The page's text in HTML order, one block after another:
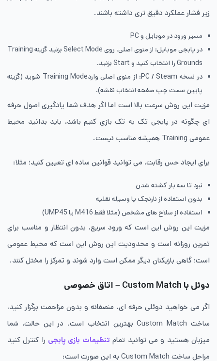
زیر فشار عملکرد دقیق تری داشته باشند.
مسیر ورود در موبایل و PC
در پابجی موبایل: از منوی اصلی، روی Select Mode بزنید گزینه Training
Grounds را انتخاب کنید و Start بزنید.
در نسخه PC / Steam: از منوی اصلی واردTraining Mode شوید (گزینه‌
پایین سمت چپ صفحه‌ انتخاب نقشه).
مزیت این روش سرعت بالا است اما اگر هدف شما یادگیری اصول حرفه
ای چگونه در پابجی تک به تک بازی کنیم باشد، باید بدانید محیط
عمومی Training همیشه مناسب نیست.
برای ایجاد حس رقابت، می توانید قوانین ساده ای تعیین کنید؛ مثلا:
نبرد تا سه بار کشته شدن
بدون استفاده از نارنجک یا وسیله‌ نقلیه
استفاده از سلاح های مشخص (مثلا فقط M416 یا UMP45)
مزیت این روش این است که ورود سریع، بدون انتظار و مناسب برای
تمرین روزانه است و محدودیت این روش این است که محیط عمومی
است؛ گاهی بازیکنان دیگر ممکن است وارد شوند و تمرکز را مختل کنند.
دوئل با Custom Match – اتاق خصوصی
اگر می خواهید دوئلی حرفه ای، منصفانه و بدون مزاحمت برگزار کنید،
ساخت Custom Match بهترین انتخاب است. در این حالت، شما
میزبان هستید و می توانید تمام تنظیمات بازی پابجی را کنترل کنید
مراحل ساخت Custom Match به این صورت است: